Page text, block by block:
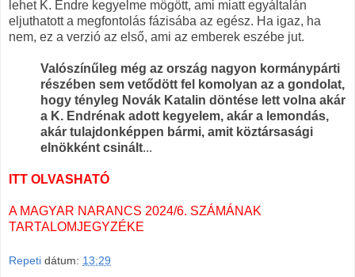
lehet K. Endre kegyelme mögött, ami miatt egyáltalán
eljuthatott a megfontolás fázisába az egész. Ha igaz, ha
nem, ez a verzió az első, ami az emberek eszébe jut.
Valószínűleg még az ország nagyon kormánypárti
részében sem vetődött fel komolyan az a gondolat,
hogy tényleg Novák Katalin döntése lett volna akár
a K. Endrénak adott kegyelem, akár a lemondás,
akár tulajdonképpen bármi, amit köztársasági
elnökként csinált...
ITT OLVASHATÓ
A MAGYAR NARANCS 2024/6. SZÁMÁNAK
TARTALOMJEGYZÉKE
Repeti dátum: 13:29